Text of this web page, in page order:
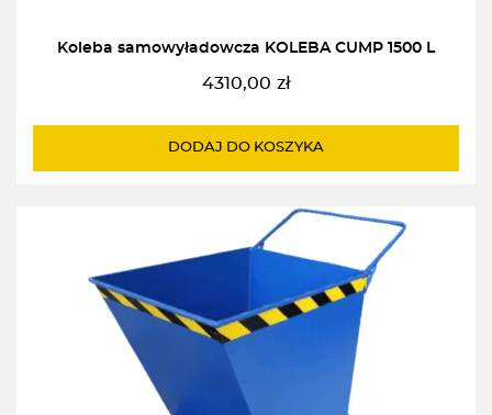
Koleba samowyładowcza KOLEBA CUMP 1500 L
4310,00 zł
DODAJ DO KOSZYKA